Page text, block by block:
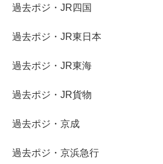
過去ポジ・JR四国
過去ポジ・JR東日本
過去ポジ・JR東海
過去ポジ・JR貨物
過去ポジ・京成
過去ポジ・京浜急行